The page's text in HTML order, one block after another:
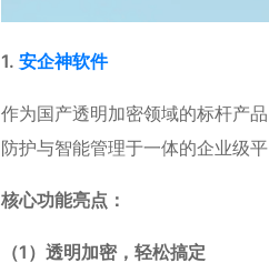
1.安企神软件
作为国产透明加密领域的标杆产
防护与智能管理于一体的企业级平
核心功能亮点：
（1）透明加密，轻松搞定